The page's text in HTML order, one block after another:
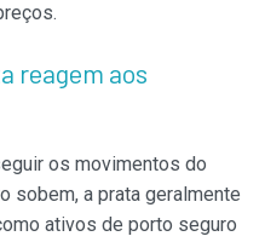
reagem aos
os movimentos do
sobem, a prata geralmente
ativos de porto seguro